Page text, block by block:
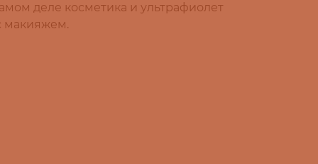
деле косметика и ультрафиолет
макияжем.